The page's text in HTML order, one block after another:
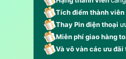
Tích điểm thành viên
Thay Pin điện thoại
Miễn phí giao hàng
Và vô vàn các ưu đãi